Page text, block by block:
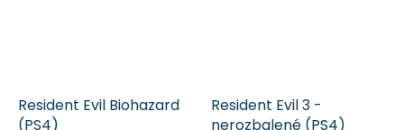
Resident Evil Biohazard
(PS4)
Resident Evil 3 -
nerozbalené (PS4)